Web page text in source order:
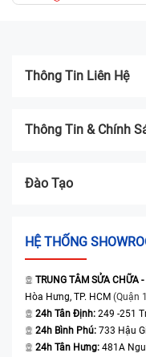
Thông Tin Liên Hệ
Thông Tin & Chính
Đào Tạo
HỆ THỐNG
TRUNG TÂM SỬA CHỮA
Hòa Hưng, TP. HCM (Quận
24h Tân Định: 249 -251
24h Bình Phú: 733 Hậu
24h Tân Hưng: 481A